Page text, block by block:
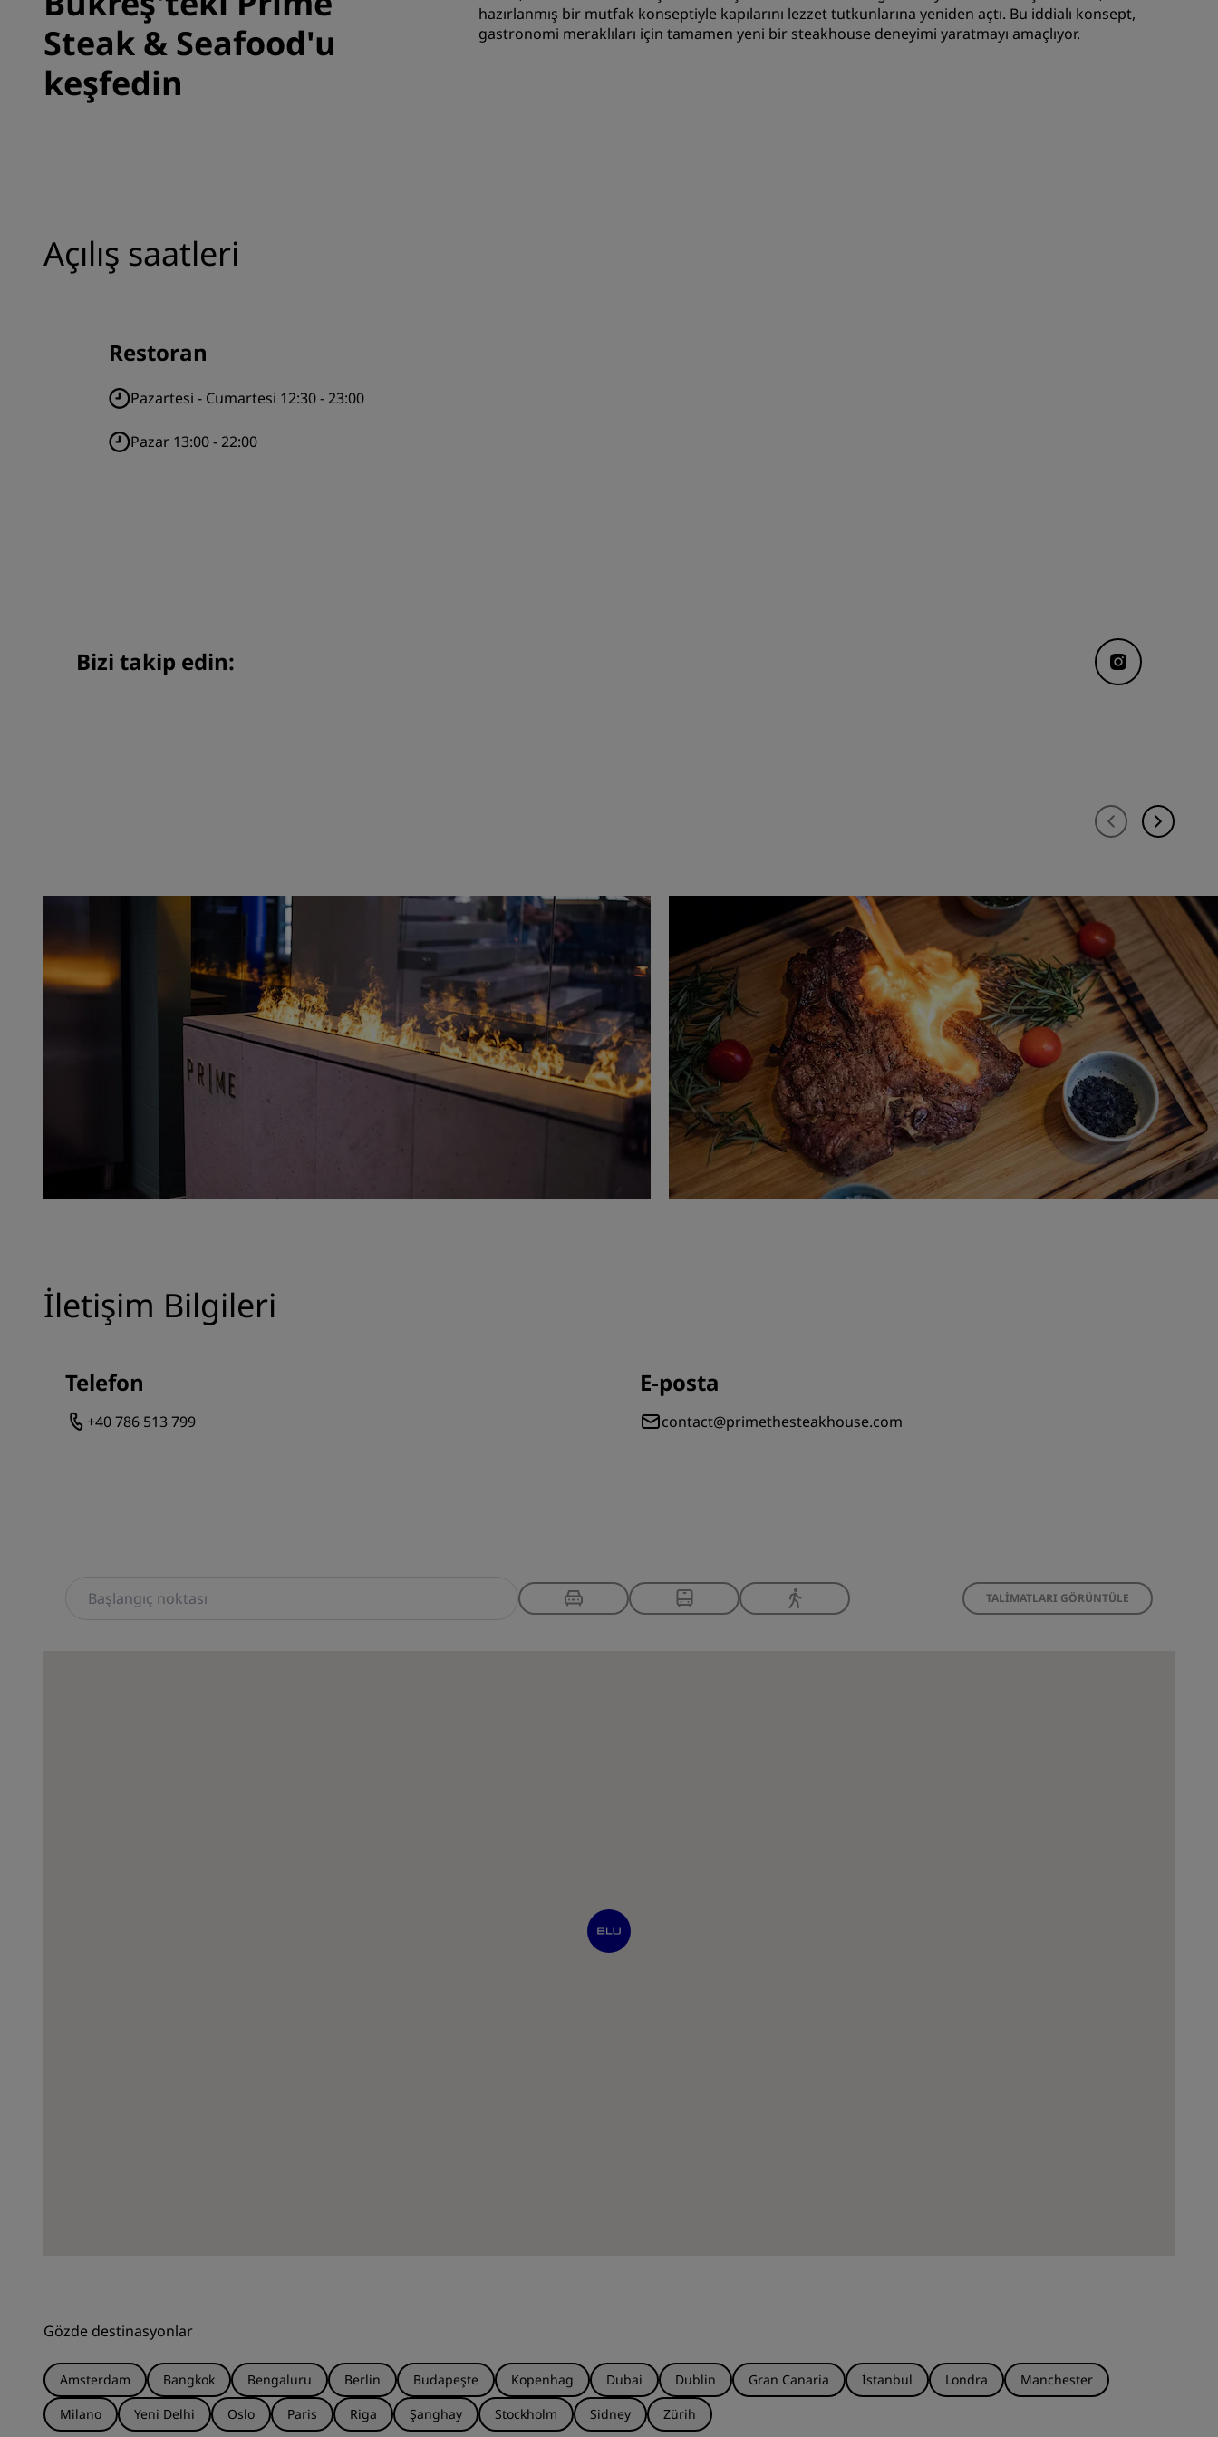
KATIL
Steak & Seafood'u
keşfedin
hazırlanmış bir mutfak konseptiyle kapılarını lezzet tutkunlarına yeniden açtı. Bu iddialı konsept,
gastronomi meraklıları için tamamen yeni bir steakhouse deneyimi yaratmayı amaçlıyor.
Açılış saatleri
Restoran
Pazartesi - Cumartesi 12:30 - 23:00
Pazar 13:00 - 22:00
Bizi takip edin:
İletişim Bilgileri
Telefon
+40 786 513 799
E-posta
contact@primethesteakhouse.com
TALIMATLARI GÖRÜNTÜLE
Gözde destinasyonlar
Amsterdam Bangkok Bengaluru Berlin Budapeşte Kopenhag Dubai Dublin Gran Canaria İstanbul Londra
Manchester
Milano
Yeni Delhi Oslo Paris Riga Şanghay Stockholm Sidney Zürih